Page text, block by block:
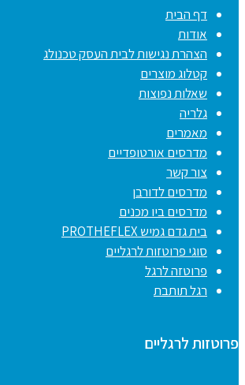
דף הבית
אודות
הצהרת נגישות לבית העסק טכנולג
קטלוג מוצרים
שאלות נפוצות
גלריה
מאמרים
מדרסים אורטופדיים
צור קשר
מדרסים לדורבן
מדרסים ביו מכנים
בית גדם גמיש PROTHEFLEX
סוגי פרוטזות לרגליים
פרוטזה לרגל
רגל תותבת
פרוטזות לרגליים